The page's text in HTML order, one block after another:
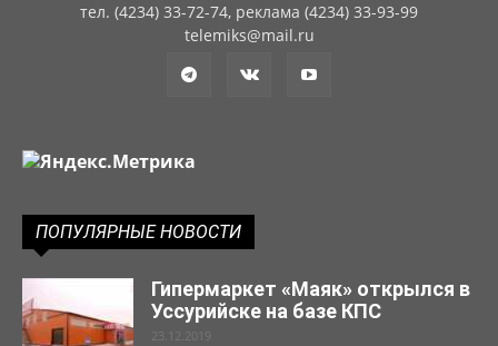
тел. (4234) 33-72-74, реклама (4234) 33-93-99
telemiks@mail.ru
ПОПУЛЯРНЫЕ НОВОСТИ
Гипермаркет «Маяк» открылся в
Уссурийске на базе КПС
23.12.2019